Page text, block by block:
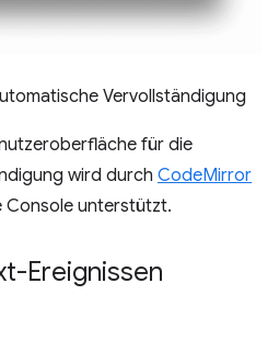
Vervollständigung
für die
wird durch CodeMirror
Console unterstützt.
Ereignissen